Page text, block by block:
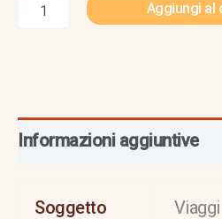
Aggiungi al
Informazioni aggiuntive
Soggetto Viaggi